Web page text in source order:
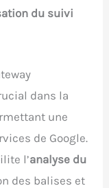
du suivi
dans la
une
de Google.
l’analyse du
des balises et